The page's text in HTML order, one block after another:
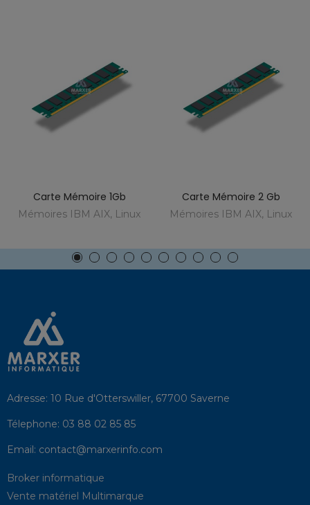
Carte Mémoire 1Gb
Mémoires IBM AIX, Linux
Carte Mémoire 2 Gb
Mémoires IBM AIX, Linux
Adresse: 10 Rue d'Otterswiller, 67700 Saverne
Télephone: 03 88 02 85 85
Email: contact@marxerinfo.com​
Broker informatique
Vente matériel Multimarque